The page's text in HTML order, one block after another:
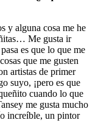
y alguna cosa me he
Me gusta ir
es que lo que me
que me gusten
artistas de primer
suyo, ¡pero es que
cuando lo que
me gusta mucho
increíble, un pintor